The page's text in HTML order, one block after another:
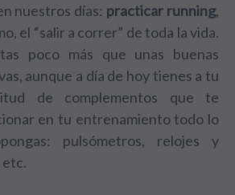
nuestros días: practicar running,
el “salir a correr” de toda la vida.
poco más que unas buenas
aunque a día de hoy tienes a tu
de complementos que te
en tu entrenamiento todo lo
pulsómetros, relojes y
etc.